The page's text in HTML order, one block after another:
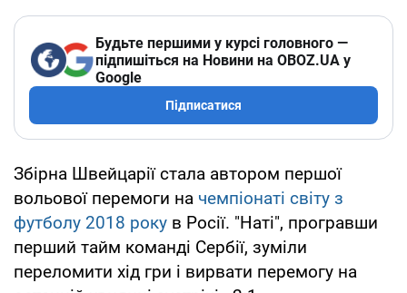
Будьте першими у курсі головного —
підпишіться на Новини на OBOZ.UA у
Google
Підписатися
Збірна Швейцарії стала автором першої
вольової перемоги на чемпіонаті світу з
футболу 2018 року в Росії. "Наті", програвши
перший тайм команді Сербії, зуміли
переломити хід гри і вирвати перемогу на